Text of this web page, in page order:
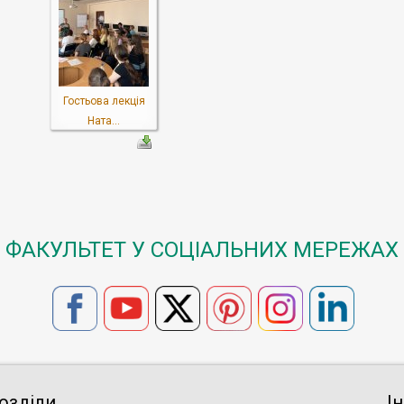
Гостьова лекція
Ната...
ФАКУЛЬТЕТ У СОЦІАЛЬНИХ МЕРЕЖАХ